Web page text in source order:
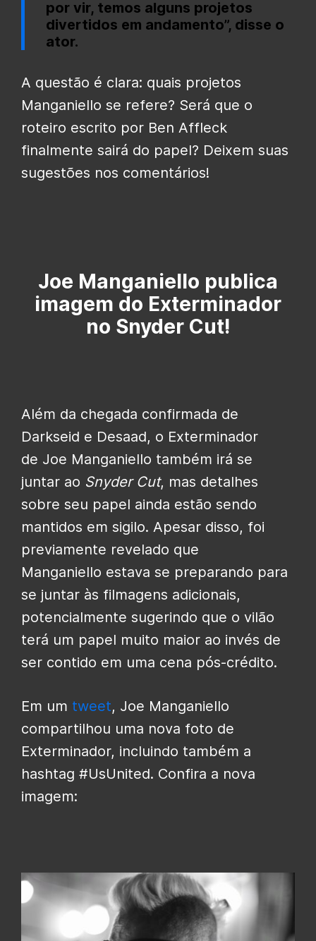
por vir, temos alguns projetos
divertidos em andamento”, disse o
ator.
A questão é clara: quais projetos
Manganiello se refere? Será que o
roteiro escrito por Ben Affleck
finalmente sairá do papel? Deixem suas
sugestões nos comentários!
Joe Manganiello publica
imagem do Exterminador
no Snyder Cut!
Além da chegada confirmada de
Darkseid e Desaad, o Exterminador
de Joe Manganiello também irá se
juntar ao Snyder Cut, mas detalhes
sobre seu papel ainda estão sendo
mantidos em sigilo. Apesar disso, foi
previamente revelado que
Manganiello estava se preparando para
se juntar às filmagens adicionais,
potencialmente sugerindo que o vilão
terá um papel muito maior ao invés de
ser contido em uma cena pós-crédito.
Em um tweet, Joe Manganiello
compartilhou uma nova foto de
Exterminador, incluindo também a
hashtag #UsUnited. Confira a nova
imagem: